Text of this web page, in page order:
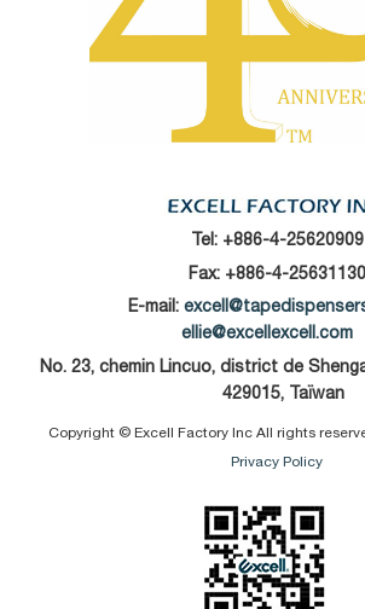
Tel: +886-4-25620909
Fax: +886-4-25631130
E-mail:
ellie@excellexcell.com
No. 23, chemin Lincuo, district de
429015, Taïwan
Copyright © Excell Factory Inc All rights
Privacy Policy